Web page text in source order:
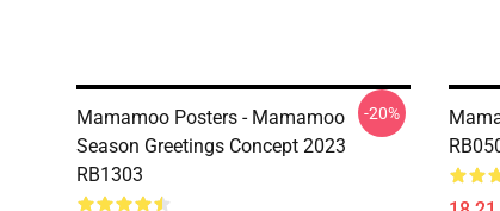
Mamamoo Posters - Mamamoo
Season Greetings Concept 2023
RB1303
-20%